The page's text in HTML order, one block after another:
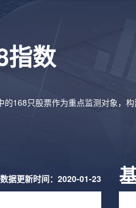
指数
168只股票作为重点监测对象，构
数据更新时间：2020-01-23